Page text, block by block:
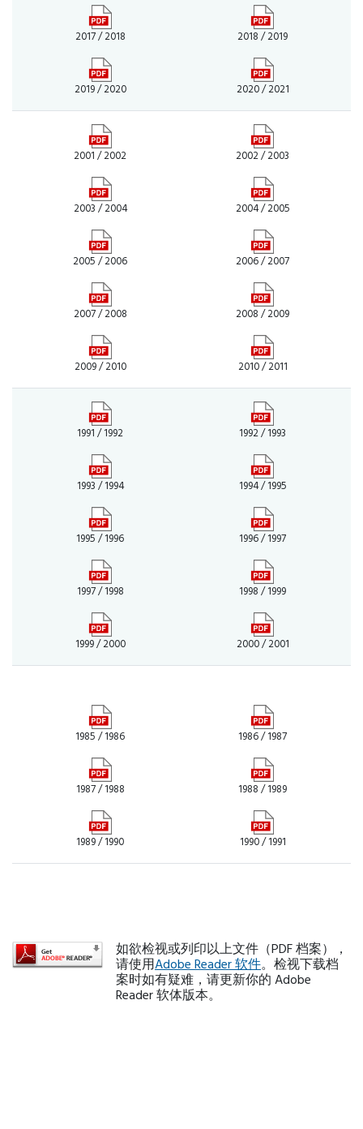
2017 / 2018 2018 / 2019
2019 / 2020 2020 / 2021
2001 / 2002 2002 / 2003
2003 / 2004 2004 / 2005
2005 / 2006 2006 / 2007
2007 / 2008 2008 / 2009
2009 / 2010 2010 / 2011
1991 / 1992 1992 / 1993
1993 / 1994 1994 / 1995
1995 / 1996 1996 / 1997
1997 / 1998 1998 / 1999
1999 / 2000 2000 / 2001
1985 / 1986 1986 / 1987
1987 / 1988 1988 / 1989
1989 / 1990 1990 / 1991
如欲检视或列印以上文件（PDF 档案），
请使用Adobe Reader 软件。检视下载档
案时如有疑难，请更新你的 Adobe
Reader 软体版本。